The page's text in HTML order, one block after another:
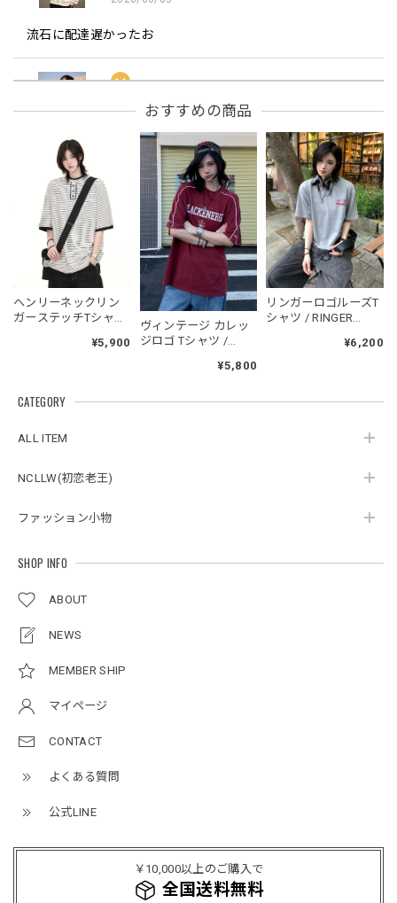
CATEGORY
ALL ITEM
NCLLW(初恋老王)
ファッション小物
SHOP INFO
ABOUT
NEWS
MEMBER SHIP
マイページ
CONTACT
よくある質問
公式LINE
￥10,000以上のご購入で
全国送料無料
流石に配達遅かったお
レッド/L
2026/05/30
フーデッドスタジアムジャンバー / Hooded Stadium Jumper
ブラック/L
2026/05/28
NCLLW オリジナルドッグタグネックレス / NCLLW Original Dog Tag Necklace
2026/05/27
スタンドカラーレトロジャケット / Stand Collar Retro Jacket
ブラック/L
てあまり他のお店で売ってないようなデザインだと思うので
買って良かったです！！ただ写真の通り袖の方が明らかに長
おすすめの商品
ヘンリーネックリン
ガーステッチTシャツ
¥5,900
ヴィンテージ カレッ
ジロゴ Tシャツ /
¥5,800
リンガーロゴルーズT
シャツ / RINGER
¥6,200